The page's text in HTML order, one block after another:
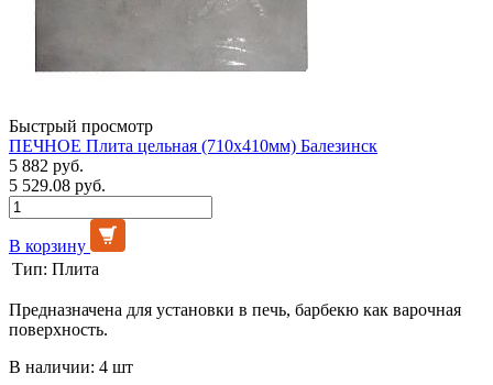
Быстрый просмотр
ПЕЧНОЕ Плита цельная (710х410мм) Балезинск
5 882 руб.
5 529.08 руб.
В корзину
Тип: Плита
Предназначена для установки в печь, барбекю как варочная
поверхность.
В наличии: 4 шт